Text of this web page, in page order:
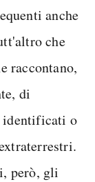
anche
che
raccontano,
di
identificati o
però, gli